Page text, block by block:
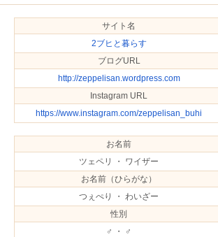
サイト名
2ブヒと暮らす
ブログURL
http://zeppelisan.wordpress.com
Instagram URL
https://www.instagram.com/zeppelisan_buhi
お名前
ツェペリ ・ ワイザー
お名前（ひらがな）
つぇぺり ・ わいざー
性別
♂ ・ ♂